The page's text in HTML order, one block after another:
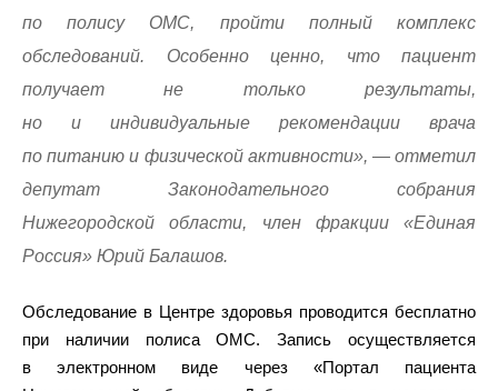
по полису ОМС, пройти полный комплекс
обследований. Особенно ценно, что пациент
получает не только результаты,
но и индивидуальные рекомендации врача
по питанию и физической активности», — отметил
депутат Законодательного собрания
Нижегородской области, член фракции «Единая
Россия» Юрий Балашов.
Обследование в Центре здоровья проводится бесплатно
при наличии полиса ОМС. Запись осуществляется
в электронном виде через «Портал пациента